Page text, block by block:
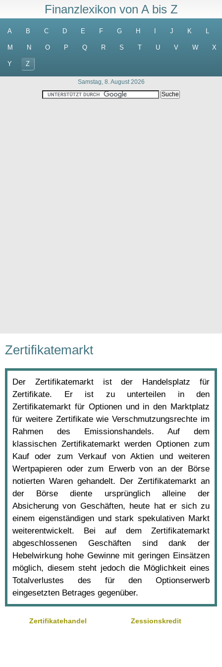
Finanzlexikon von A bis Z
A B C D E F G H J K L
M N O P Q R S T U V W X
Y Z
Samstag, 8. August 2026
Zertifikatemarkt
Der Zertifikatemarkt ist der Handelsplatz für
Zertifikate. Er ist zu unterteilen in den
Zertifikatemarkt für Optionen und in den Marktplatz
für weitere Zertifikate wie Verschmutzungsrechte im
Rahmen des Emissionshandels. Auf dem
klassischen Zertifikatemarkt werden Optionen zum
Kauf oder zum Verkauf von Aktien und weiteren
Wertpapieren oder zum Erwerb von an der Börse
notierten Waren gehandelt. Der Zertifikatemarkt an
der Börse diente ursprünglich alleine der
Absicherung von Geschäften, heute hat er sich zu
einem eigenständigen und stark spekulativen Markt
weiterentwickelt. Bei auf dem Zertifikatemarkt
abgeschlossenen Geschäften sind dank der
Hebelwirkung hohe Gewinne mit geringen Einsätzen
möglich, diesem steht jedoch die Möglichkeit eines
Totalverlustes des für den Optionserwerb
eingesetzten Betrages gegenüber.
Zertifikatehandel Zessionskredit